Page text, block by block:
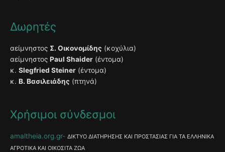
Δωρητές
αείμνηστος Σ. Οικονομίδης (κοχύλια)
αείμνηστος Paul Shaider (έντομα)
κ. Slegfried Steiner (έντομα)
κ. Β. Βασιλειάδης (πτηνά)
Χρήσιμοι σύνδεσμοι
amaltheia.org.gr
ΔΙΚΤΥΟ ΔΙΑΤΗΡΗΣΗΣ ΚΑΙ ΠΡΟΣΤΑΣΙΑΣ ΓΙΑ ΤΑ ΕΛΛΗΝΙΚΑ
ΑΓΡΟΤΙΚΑ ΚΑΙ ΟΙΚΟΣΙΤΑ ΖΩΑ